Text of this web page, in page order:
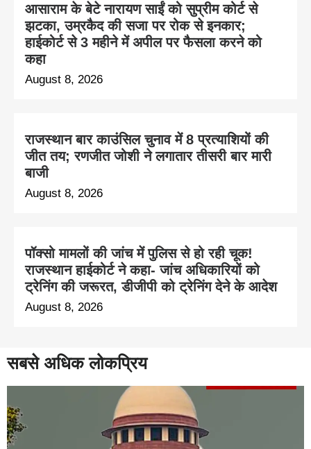
आसाराम के बेटे नारायण साईं को सुप्रीम कोर्ट से
झटका, उम्रकैद की सजा पर रोक से इनकार;
हाईकोर्ट से 3 महीने में अपील पर फैसला करने को
कहा
August 8, 2026
राजस्थान बार काउंसिल चुनाव में 8 प्रत्याशियों की
जीत तय; रणजीत जोशी ने लगातार तीसरी बार मारी
बाजी
August 8, 2026
पॉक्सो मामलों की जांच में पुलिस से हो रही चूक!
राजस्थान हाईकोर्ट ने कहा- जांच अधिकारियों को
ट्रेनिंग की जरूरत, डीजीपी को ट्रेनिंग देने के आदेश
August 8, 2026
सबसे अधिक लोकप्रिय